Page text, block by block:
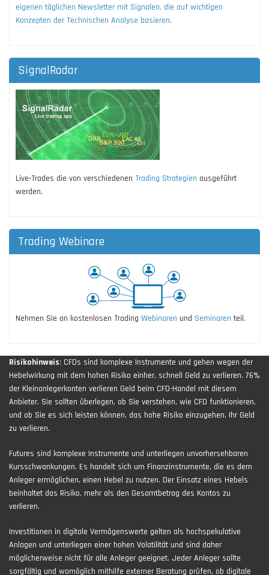
eigenen täglichen Newsletter mit Signalen, die auf wichtigen
Konzepten der Technischen Analyse basieren.
SignalRadar
Live-Trades die von verschiedenen Trading Strategien ausgeführt
werden.
Trading Webinare
Nehmen Sie an kostenlosen Trading Webinaren und Seminaren teil.
Risikohinweis: CFDs sind komplexe Instrumente und gehen wegen der
Hebelwirkung mit dem hohen Risiko einher, schnell Geld zu verlieren. 76%
der Kleinanlegerkonten verlieren Geld beim CFD-Handel mit diesem
Anbieter. Sie sollten überlegen, ob Sie verstehen, wie CFD funktionieren,
und ob Sie es sich leisten können, das hohe Risiko einzugehen, Ihr Geld
zu verlieren.
Futures sind komplexe Instrumente und unterliegen unvorhersehbaren
Kursschwankungen. Es handelt sich um Finanzinstrumente, die es dem
Anleger ermöglichen, einen Hebel zu nutzen. Der Einsatz eines Hebels
beinhaltet das Risiko, mehr als den Gesamtbetrag des Kontos zu
verlieren.
Investitionen in digitale Vermögenswerte gelten als hochspekulative
Anlagen und unterliegen einer hohen Volatilität und sind daher
möglicherweise nicht für alle Anleger geeignet. Jeder Anleger sollte
sorgfältig und womöglich mithilfe externer Beratung prüfen, ob digitale